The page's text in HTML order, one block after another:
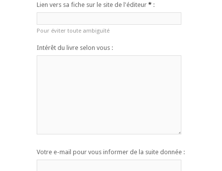
Lien vers sa fiche sur le site de l'éditeur * :
Pour éviter toute ambiguïté
Intérêt du livre selon vous :
Votre e-mail pour vous informer de la suite donnée :